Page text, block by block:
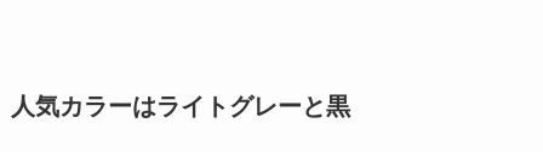
人気カラーはライトグレーと黒